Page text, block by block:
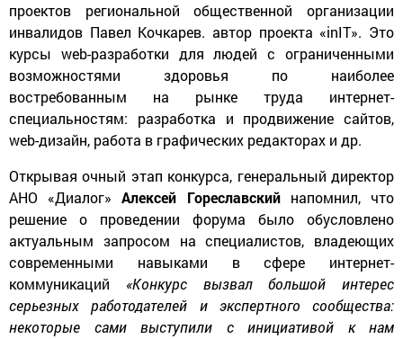
проектов региональной общественной организации
инвалидов Павел Кочкарев. автор проекта «inIT». Это
курсы web-разработки для людей с ограниченными
возможностями здоровья по наиболее
востребованным на рынке труда интернет-
специальностям: разработка и продвижение сайтов,
web-дизайн, работа в графических редакторах и др.
Открывая очный этап конкурса, генеральный директор
АНО «Диалог»Алексей Гореславский напомнил, что
решение о проведении форума было обусловлено
актуальным запросом на специалистов, владеющих
современными навыками в сфере интернет-
коммуникаций «Конкурс вызвал большой интерес
серьезных работодателей и экспертного сообщества:
некоторые сами выступили с инициативой к нам